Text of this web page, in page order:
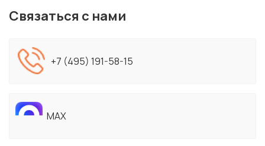
Связаться с нами
+7 (495) 191-58-15
MAX